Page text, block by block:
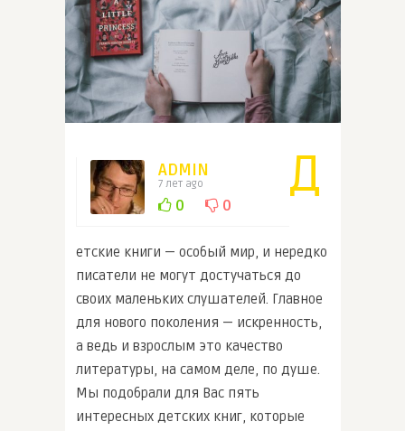
ADMIN
7 лет ago
0 0
Д
етские книги — особый мир, и нередко
писатели не могут достучаться до
своих маленьких слушателей. Главное
для нового поколения — искренность,
а ведь и взрослым это качество
литературы, на самом деле, по душе.
Мы подобрали для Вас пять
интересных детских книг, которые